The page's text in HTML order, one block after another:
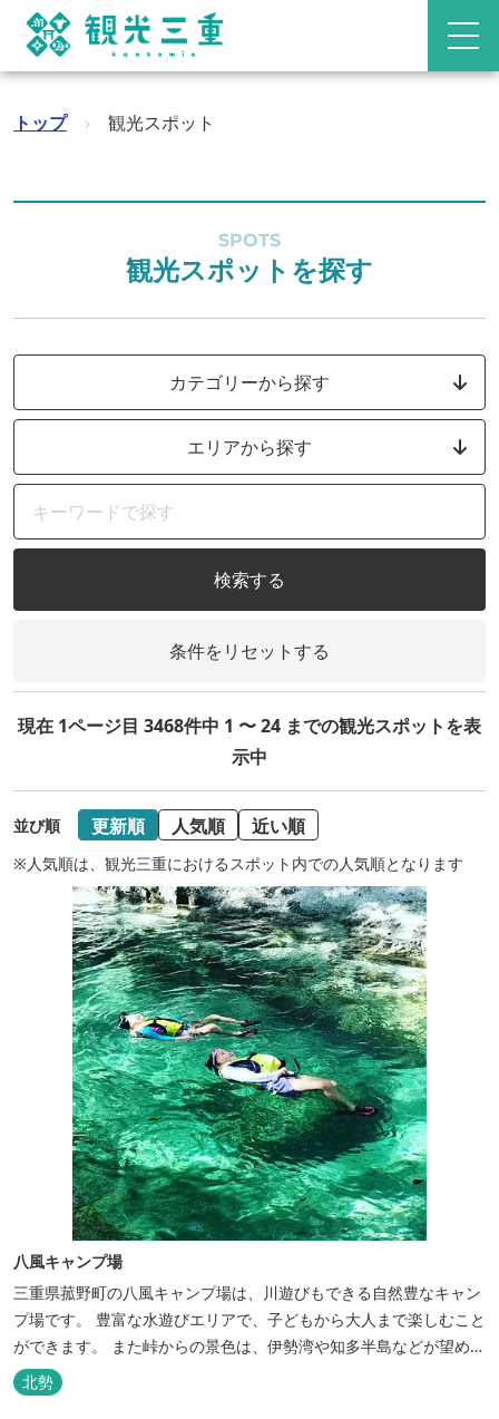
トップ › 観光スポット
SPOTS
観光スポットを探す
カテゴリーから探す
エリアから探す
検索する
条件をリセットする
現在 1ページ目 3468件中 1 〜 24 までの観光スポットを表
示中
並び順 更新順 人気順 近い順
※人気順は、観光三重におけるスポット内での人気順となります
八風キャンプ場
三重県菰野町の八風キャンプ場は、川遊びもできる自然豊なキャン
プ場です。 豊富な水遊びエリアで、子どもから大人まで楽しむこと
ができます。 また峠からの景色は、伊勢湾や知多半島などが望めま
す。
北勢